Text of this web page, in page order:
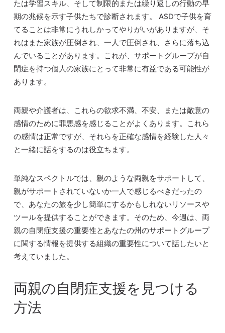
たは学習スキル、そして制限的または繰り返しの行動の早
期の兆候を示す子供たちで診断されます。 ASDで子供を育
てることは非常にうれしかってやりがいがありますが、そ
れはまた家族が圧倒され、一人で圧倒され、さらに落ち込
んでいることがあります。これが、サポートグループが自
閉症を持つ個人の家族にとって非常に有益である可能性が
あります。
両親や介護者は、これらの欲求不満、不安、または敵意の
感情のために罪悪感を感じることがよくあります。これら
の感情は正常ですが、それらを正確な感情を経験した人々
と一緒に話をするのは役立ちます。
単純なスペクトルでは、親のような両親をサポートして、
親がサポートされていないか一人で感じるべきだったの
で、あなたの旅を少し簡単にするかもしれないリソースや
ツールを提供することができます。そのため、今週は、両
親の自閉症支援の重要性とあなたの州のサポートグループ
に関する情報を提供する組織の重要性について話したいと
考えていました。
両親の自閉症支援を見つける
方法